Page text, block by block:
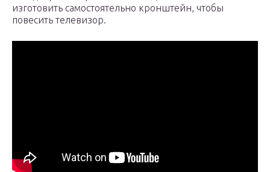
изготовить самостоятельно кронштейн, чтобы
повесить телевизор.